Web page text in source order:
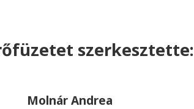
szerkesztette:
Molnár Andrea